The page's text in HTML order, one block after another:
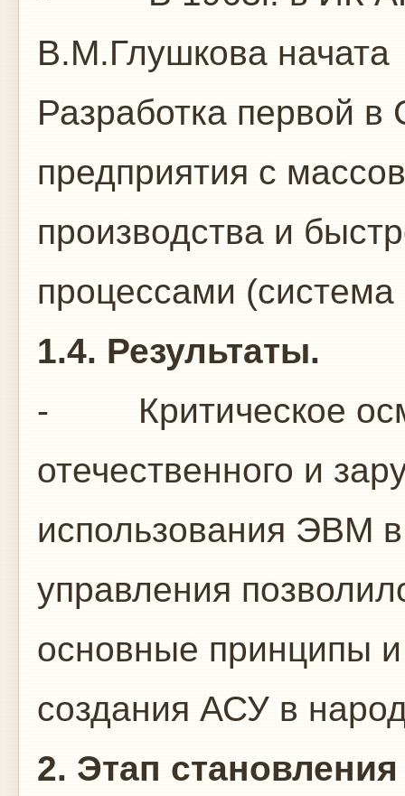
В.М.Глушкова начата
Разработка первой
предприятия с
производства и
процессами
1.4. Результаты.
- Критическое
отечественного и
использования ЭВМ
управления
основные принципы
создания АСУ в
2. Этап становления